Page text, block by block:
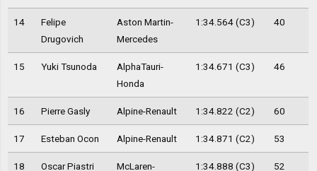
14
Felipe
Drugovich
Aston Martin-
Mercedes
1:34.564 (C3) 40
15 Yuki Tsunoda
AlphaTauri-
Honda
1:34.671 (C3) 46
16 Pierre Gasly Alpine-Renault 1:34.822 (C2) 60
17 Esteban Ocon Alpine-Renault 1:34.871 (C2) 53
18 Oscar Piastri
McLaren-
1:34.888 (C3) 52